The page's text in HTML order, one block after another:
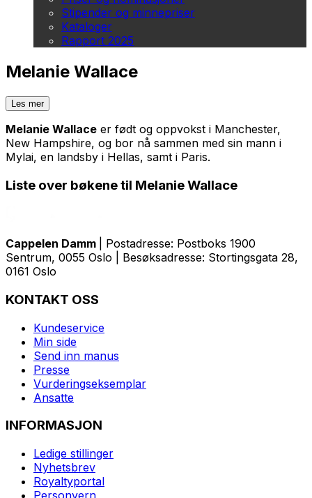
Stipender og minnepriser
Kataloger
Rapport 2025
Melanie Wallace
Les mer
Melanie Wallace er født og oppvokst i Manchester,
New Hampshire, og bor nå sammen med sin mann i
Mylai, en landsby i Hellas, samt i Paris.
Liste over bøkene til Melanie Wallace
Cappelen Damm
| Postadresse: Postboks 1900
Sentrum, 0055 Oslo | Besøksadresse: Stortingsgata 28,
0161 Oslo
KONTAKT OSS
Kundeservice
Min side
Send inn manus
Presse
Vurderingseksemplar
Ansatte
INFORMASJON
Ledige stillinger
Nyhetsbrev
Royaltyportal